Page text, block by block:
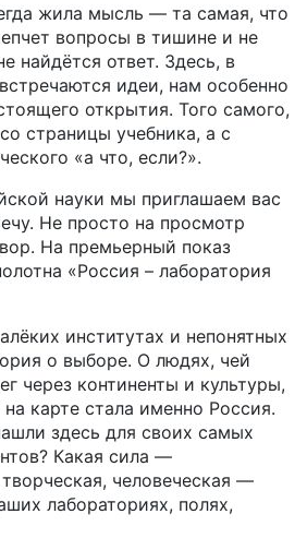
жила мысль — та самая, что
вопросы в тишине и не
найдётся ответ. Здесь, в
идеи, нам особенно
открытия. Того самого,
страницы учебника, а с
«а что, если?».
науки мы приглашаем вас
Не просто на просмотр
На премьерный показ
«Россия – лаборатория
институтах и непонятных
о выборе. О людях, чей
через континенты и культуры,
карте стала именно Россия.
здесь для своих самых
Какая сила —
человеческая —
лабораториях, полях,